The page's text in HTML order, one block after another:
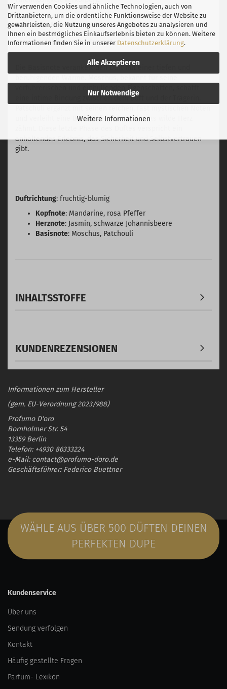
Wir verwenden Cookies und ähnliche Technologien, auch von
Drittanbietern, um die ordentliche Funktionsweise der Website zu
gewährleisten, die Nutzung unseres Angebotes zu analysieren und
Ihnen ein bestmögliches Einkaufserlebnis bieten zu können. Weitere
Informationen finden Sie in unserer Datenschutzerklärung.
Alle Akzeptieren
Nur Notwendige
Weitere Informationen
Basisnote: Moschus und Patchouli schaffen ein
unwiderstehliches Fundament
Die Basisnote verankert den Duft mit einer tiefen und
verführerischen und einhüllenden Eigenschaften, schafft
eine intime Bindung zwischen dem Duft und der Trägerin.
und verleiht eine Bodenständigkeit, die das wilde Herz
anhaltendes Erlebnis, das Sicherheit und Selbstvertrauen
gibt.
Duftrichtung: fruchtig-blumig
Kopfnote: Mandarine, rosa Pfeffer
Herznote: Jasmin, schwarze Johannisbeere
Basisnote: Moschus, Patchouli
INHALTSSTOFFE
KUNDENREZENSIONEN
Informationen zum Hersteller
(gem. EU-Verordnung 2023/988)
Profumo D'oro
Bornholmer Str. 54
13359 Berlin
Telefon: +4930 86333224
e-Mail: contact@profumo-doro.de
Geschäftsführer: Federico Buettner
WÄHLE AUS ÜBER 500 DÜFTEN DEINEN
PERFEKTEN DUPE
Kundenservice
Über uns
Sendung verfolgen
Kontakt
Häufig gestellte Fragen
Parfum- Lexikon